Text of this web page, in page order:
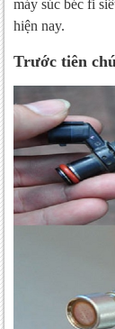
máy súc béc fi
hiện nay.
Trước tiên